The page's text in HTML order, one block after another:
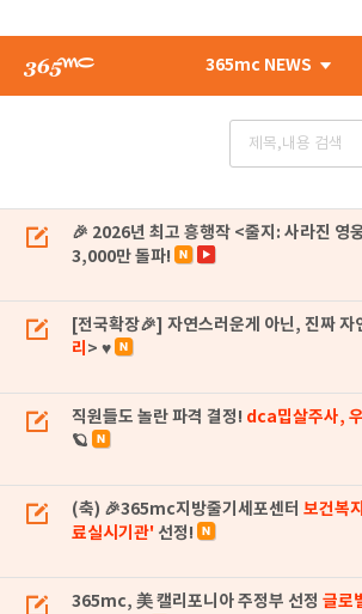
365mc NEWS
🎉 2026년 최고 흥행작 <줄지: 사라진 영
3,000만 돌파!
[전국확장🎉] 자연스러운게 아닌, 진짜 자
리 > ♥
직원들도 놀란 파격 결정! dca밉살주사,
🪐
(축) 🎉365mc지방줄기세포센터 보건복
료실시기관' 선정!
365mc, 美 캘리포니아 주정부 선정 글로